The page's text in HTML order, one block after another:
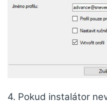
4. Pokud instalátor